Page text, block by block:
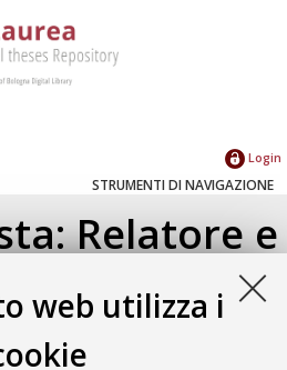
web utilizza i
Login
STRUMENTI DI NAVIGAZIONE
Relatore e
sottostante.